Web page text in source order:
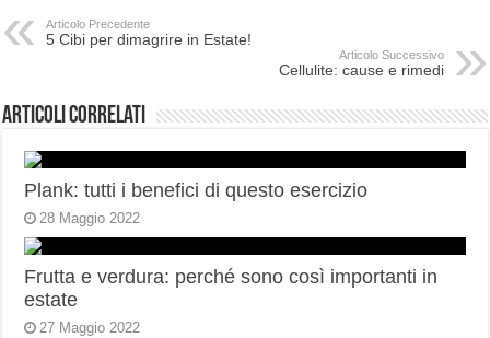
Articolo Precedente
5 Cibi per dimagrire in Estate!
Articolo Successivo
Cellulite: cause e rimedi
Articoli correlati
Plank: tutti i benefici di questo esercizio
28 Maggio 2022
Frutta e verdura: perché sono così importanti in
estate
27 Maggio 2022